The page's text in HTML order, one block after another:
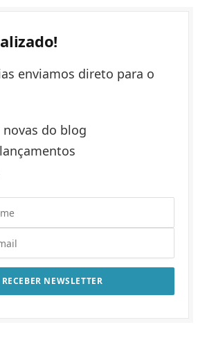
enviamos direto para o
novas do blog